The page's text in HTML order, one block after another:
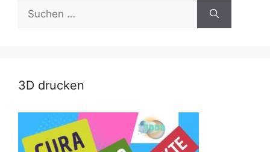
Suche
nach:
3D drucken